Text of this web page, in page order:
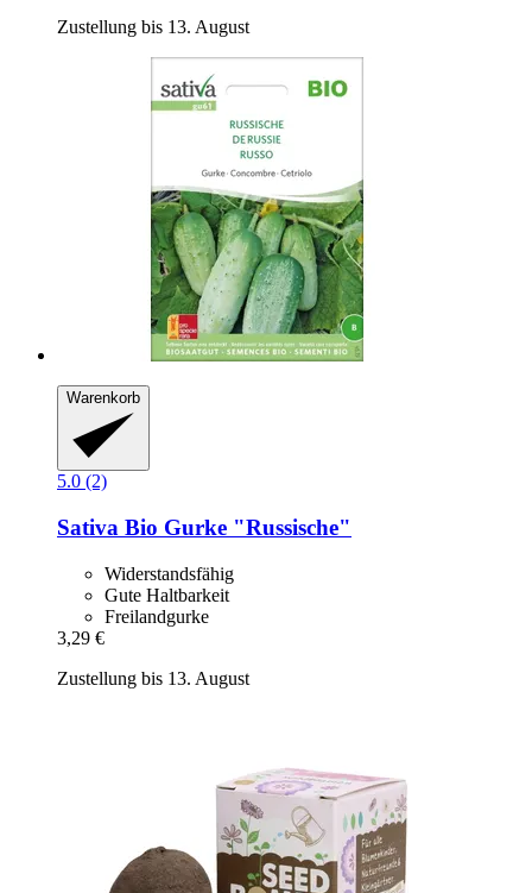
Zustellung bis 13. August
Warenkorb
5.0 (2)
Sativa Bio Gurke "Russische"
Widerstandsfähig
Gute Haltbarkeit
Freilandgurke
3,29 €
Zustellung bis 13. August